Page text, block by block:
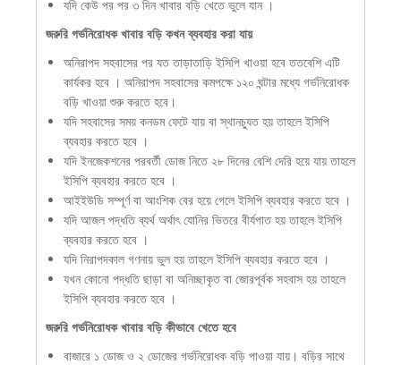
যদি কেউ পর পর ৩ দিন খাবার বড়ি খেতে ভুলে যান ।
জরুরি গর্ভনিরোধক খাবার বড়ি কখন ব্যবহার করা যায়
অনিরাপদ সহবাসের পর যত তাড়াতাড়ি ইসিপি খাওয়া হবে ততবেশি এটি
কার্যকর হবে । অনিরাপদ সহবাসের কমপক্ষে ১২০ ঘন্টার মধ্যে গর্ভনিরোধক
বড়ি খাওয়া শুরু করতে হবে।
যদি সহবাসের সময় কনডম ফেটে যায় বা স্থানচ্যুত হয় তাহলে ইসিপি
ব্যবহার করতে হবে ।
যদি ইনজেকশনের পরবর্তী ডোজ নিতে ২৮ দিনের বেশি দেরি হয়ে যায় তাহলে
ইসিপি ব্যবহার করতে হবে ।
আইইউডি সম্পূর্ণ বা আংশিক বের হয়ে গেলে ইসিপি ব্যবহার করতে হবে ।
যদি আজল পদ্ধতি ব্যর্থ অর্থাৎ যোনির ভিতরে বীর্যপাত হয় তাহলে ইসিপি
ব্যবহার করতে হবে ।
যদি নিরাপদকাল গণনায় ভুল হয় তাহলে ইসিপি ব্যবহার করতে হবে ।
যখন কোনো পদ্ধতি ছাড়া বা অনিচ্ছাকৃত বা জোরপূর্বক সহবাস হয় তাহলে
ইসিপি ব্যবহার করতে হবে ।
জরুরি গর্ভনিরোধক খাবার বড়ি কীভাবে খেতে হবে
বাজারে ১ ডোজ ও ২ ডোজের গর্ভনিরোধক বড়ি পাওয়া যায়। বড়ির সাথে